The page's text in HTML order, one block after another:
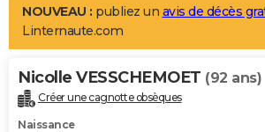
LIFESTYLE
Art de vivre
Bien-être
Loisirs
Mode
Modes de vie
Alimentation
Guide de la santé
Maladies
Médicaments
Sommeil
VOYAGE
Destinations
City break
Voyage nature
Voyage de noces
Forum
Climat
+PHOTO
NOUVEAU : publiez un avis de décès
Linternaute.com
Nicolle VESSCHEMOET (92 ans)
Créer une cagnotte obsèques
Naissance